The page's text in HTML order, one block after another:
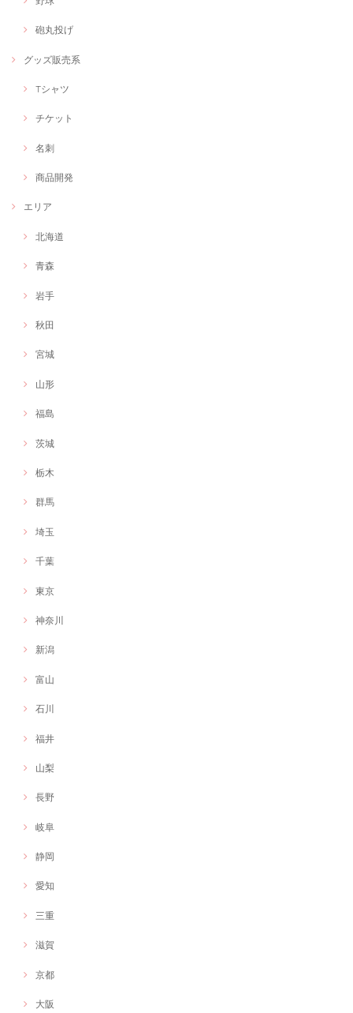
オリジナルキャラクターをデザインしてもらいました！とても可愛くて
とうございます!
オンライン会議を盛り上げるため、工夫をしたくお願いしました。 会議
のあるキャラクターで活動に命を吹き込んでもらえたような感覚です。
本当にありがとうございました！
砲丸投げ
グッズ販売系
Tシャツ
チケット
名刺
商品開発
エリア
北海道
青森
岩手
秋田
宮城
山形
福島
茨城
栃木
群馬
埼玉
千葉
東京
神奈川
新潟
富山
石川
福井
山梨
長野
岐阜
静岡
愛知
三重
滋賀
京都
大阪